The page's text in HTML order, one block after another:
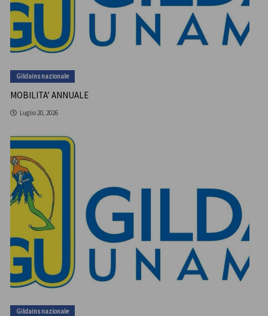
Gildains nazionale
MOBILITA’ ANNUALE
Luglio 20, 2026
Gildains nazionale